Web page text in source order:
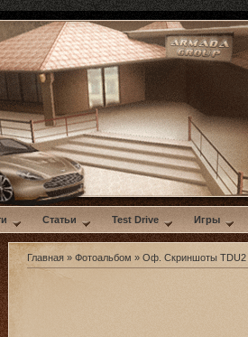
Статьи Test Drive Игры
Главная » Фотоальбом » Оф. Скриншоты TDU2